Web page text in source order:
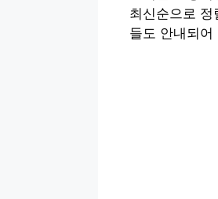
최신순으로
들도 안내되